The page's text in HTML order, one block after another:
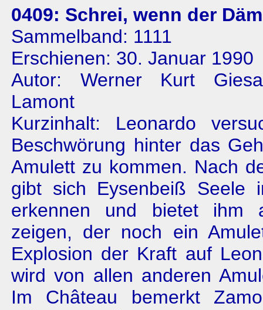
0409: Schrei, wenn der
Sammelband: 1111
Erschienen: 30. Januar 1990
Autor: Werner Kurt
Lamont
Kurzinhalt: Leonardo
Beschwörung hinter das
Amulett zu kommen. Nach
gibt sich Eysenbeiß Seele
erkennen und bietet ihm
zeigen, der noch ein
Explosion der Kraft auf
wird von allen anderen
Im Château bemerkt